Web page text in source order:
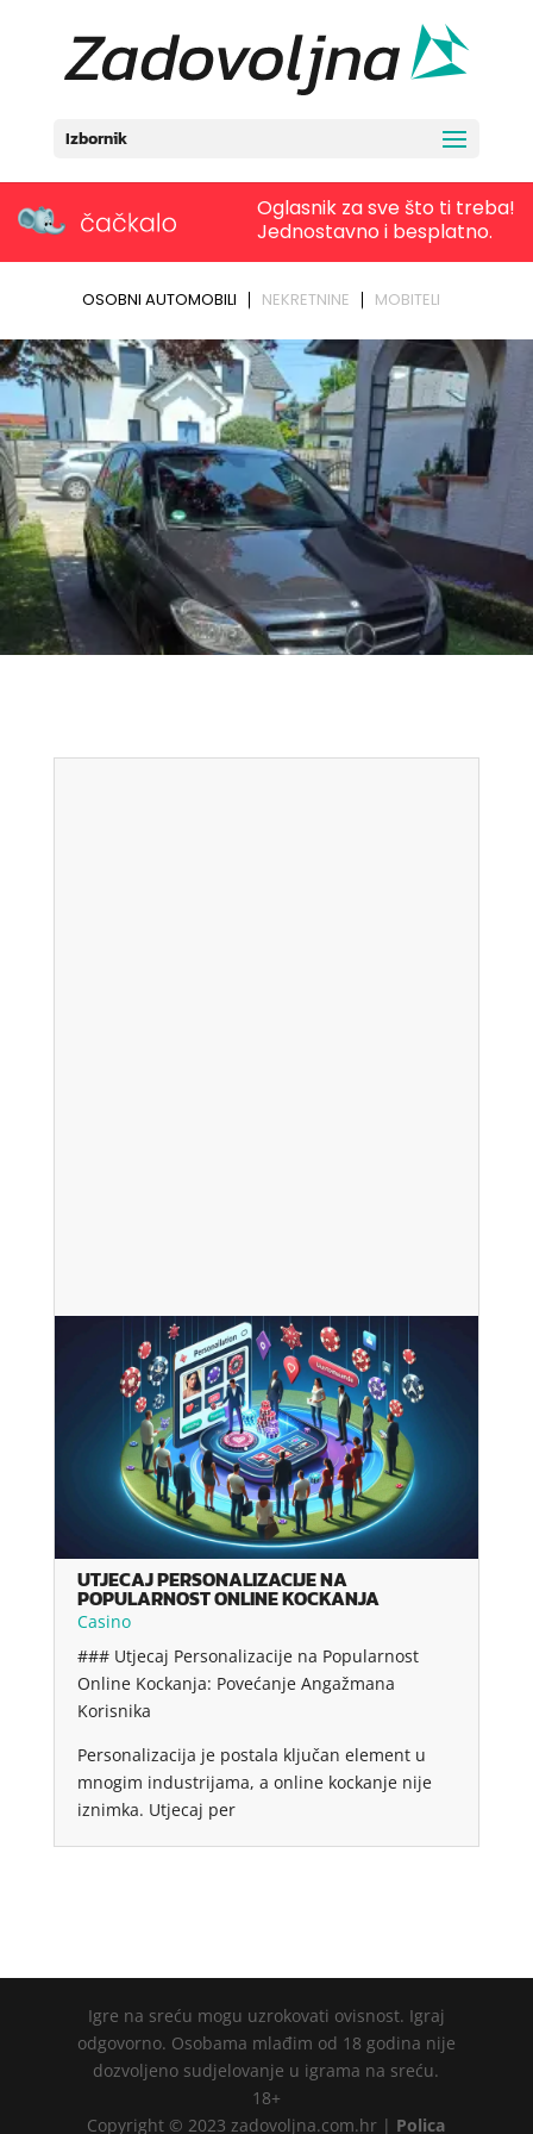
Izbornik
UTJECAJ PERSONALIZACIJE NA
POPULARNOST ONLINE KOCKANJA
Casino
### Utjecaj Personalizacije na Popularnost
Online Kockanja: Povećanje Angažmana
Korisnika
Personalizacija je postala ključan element u
mnogim industrijama, a online kockanje nije
iznimka. Utjecaj per
Igre na sreću mogu uzrokovati ovisnost. Igraj
odgovorno. Osobama mlađim od 18 godina nije
dozvoljeno sudjelovanje u igrama na sreću.
18+
Copyright © 2023 zadovoljna.com.hr | Polica